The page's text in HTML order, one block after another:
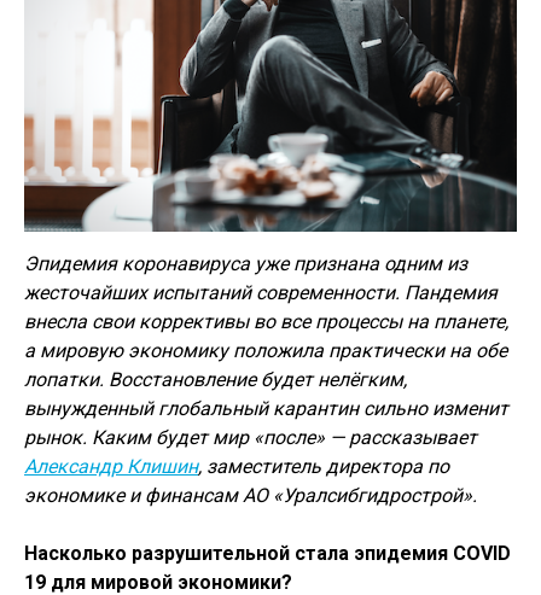
Эпидемия коронавируса уже признана одним из
жесточайших испытаний современности. Пандемия
внесла свои коррективы во все процессы на планете,
а мировую экономику положила практически на обе
лопатки. Восстановление будет нелёгким,
вынужденный глобальный карантин сильно изменит
рынок. Каким будет мир «после» — рассказывает
Александр Клишин, заместитель директора по
экономике и финансам АО «Уралсибгидрострой».
Насколько разрушительной стала эпидемия COVID
19 для мировой экономики?